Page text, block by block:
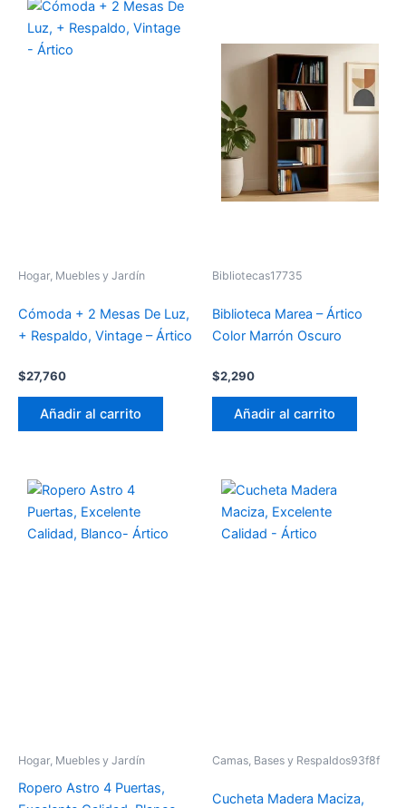
Hogar, Muebles y Jardín
Cómoda + 2 Mesas De Luz,
+ Respaldo, Vintage – Ártico
$27,760
Añadir al carrito
Bibliotecas17735
Biblioteca Marea – Ártico
Color Marrón Oscuro
$2,290
Añadir al carrito
Hogar, Muebles y Jardín
Ropero Astro 4 Puertas,
Camas, Bases y Respaldos93f8f
Cucheta Madera Maciza,